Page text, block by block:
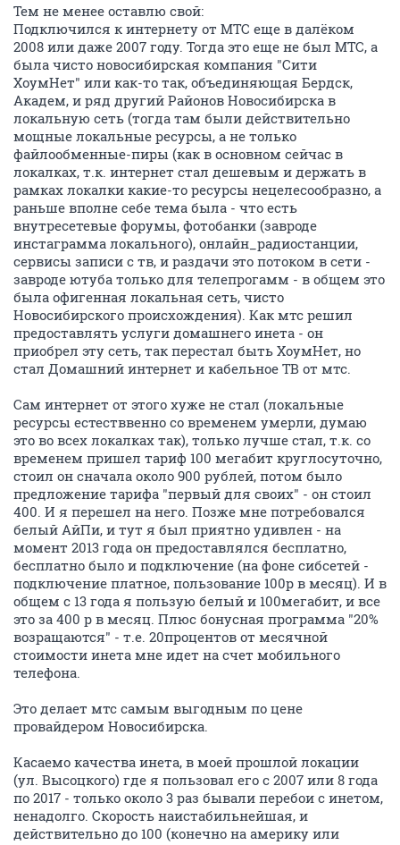
Тем не менее оставлю свой:
Подключился к интернету от МТС еще в далёком
2008 или даже 2007 году. Тогда это еще не был МТС, а
была чисто новосибирская компания "Сити
ХоумНет" или как-то так, объединяющая Бердск,
Академ, и ряд другий Районов Новосибирска в
локальную сеть (тогда там были действительно
мощные локальные ресурсы, а не только
файлообменные-пиры (как в основном сейчас в
локалках, т.к. интернет стал дешевым и держать в
рамках локалки какие-то ресурсы нецелесообразно, а
раньше вполне себе тема была - что есть
внутресетевые форумы, фотобанки (завроде
инстаграмма локального), онлайн_радиостанции,
сервисы записи с тв, и раздачи это потоком в сети -
завроде ютуба только для телепрогамм - в общем это
была офигенная локальная сеть, чисто
Новосибирского происхождения). Как мтс решил
предоставлять услуги домашнего инета - он
приобрел эту сеть, так перестал быть ХоумНет, но
стал Домашний интернет и кабельное ТВ от мтс.
Сам интернет от этого хуже не стал (локальные
ресурсы естестввенно со временем умерли, думаю
это во всех локалках так), только лучше стал, т.к. со
временем пришел тариф 100 мегабит круглосуточно,
стоил он сначала около 900 рублей, потом было
предложение тарифа "первый для своих" - он стоил
400. И я перешел на него. Позже мне потребовался
белый АйПи, и тут я был приятно удивлен - на
момент 2013 года он предоставлялся бесплатно,
бесплатно было и подключение (на фоне сибсетей -
подключение платное, пользование 100р в месяц). И в
общем с 13 года я пользую белый и 100мегабит, и все
это за 400 р в месяц. Плюс бонусная программа "20%
возращаются" - т.е. 20процентов от месячной
стоимости инета мне идет на счет мобильного
телефона.
Это делает мтс самым выгодным по цене
провайдером Новосибирска.
Касаемо качества инета, в моей прошлой локации
(ул. Высоцкого) где я пользовал его с 2007 или 8 года
по 2017 - только около 3 раз бывали перебои с инетом,
ненадолго. Скорость наистабильнейшая, и
действительно до 100 (конечно на америку или